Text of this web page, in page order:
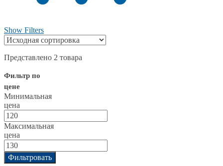
Show Filters
Представлено 2 товара
Фильтр по
цене
Минимальная
цена
Максимальная
цена
Фильтровать